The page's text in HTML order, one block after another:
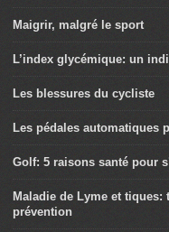
Maigrir, malgré le sport
L’index glycémique: un
Les blessures du cycliste
Les pédales automatiques
Golf: 5 raisons santé pour
Maladie de Lyme et
prévention